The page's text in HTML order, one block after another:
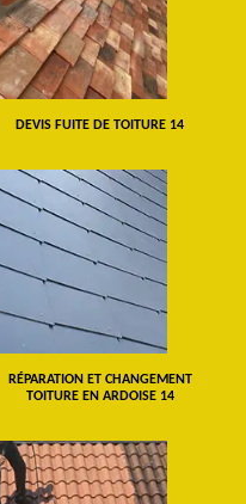
DEVIS FUITE DE TOITURE 14
RÉPARATION ET CHANGEMENT
TOITURE EN ARDOISE 14